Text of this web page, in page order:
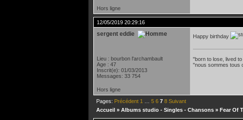
Hors ligne
12/05/2019 20:29:16
sergent eddie
Lieu : bourbon l'archambault
Age : 47
Inscrit(e): 01/03/2013
Messages: 33 754
Happy birthday
"born to lose, lived to
"nous sommes tous
Hors ligne
Pages: Précédent 1 5 6 7 8 Suivant
Accueil » Albums studio - Singles - Chansons » Fear Of